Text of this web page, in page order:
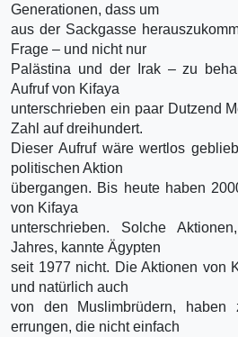
Generationen, dass um
aus der Sackgasse
Frage – und nicht nur
Palästina und der Irak – zu
Aufruf von Kifaya
unterschrieben ein paar Dutzend
Zahl auf dreihundert.
Dieser Aufruf wäre wertlos
politischen Aktion
übergangen. Bis heute haben
von Kifaya
unterschrieben. Solche
Jahres, kannte Ägypten
seit 1977 nicht. Die Aktionen von
und natürlich auch
von den Muslimbrüdern, haben
errungen, die nicht einfach